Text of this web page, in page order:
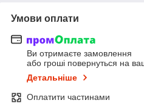
Умови оплати
Ви отримаєте замовлення
або гроші повернуться на
Детальніше
Оплатити частинами